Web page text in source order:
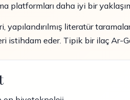
platformları daha iyi bir
yapılandırılmış literatür
istihdam eder. Tipik bir ilaç Ar-